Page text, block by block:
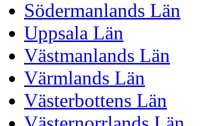
Södermanlands Län
Uppsala Län
Västmanlands Län
Värmlands Län
Västerbottens Län